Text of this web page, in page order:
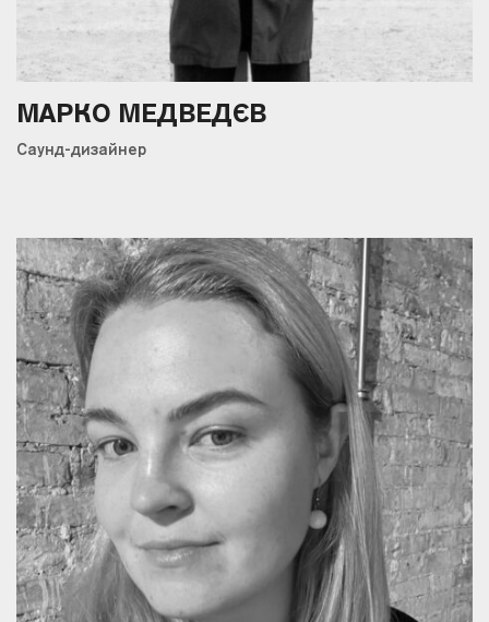
МАРКО МЕДВЕДЄВ
Саунд-дизайнер